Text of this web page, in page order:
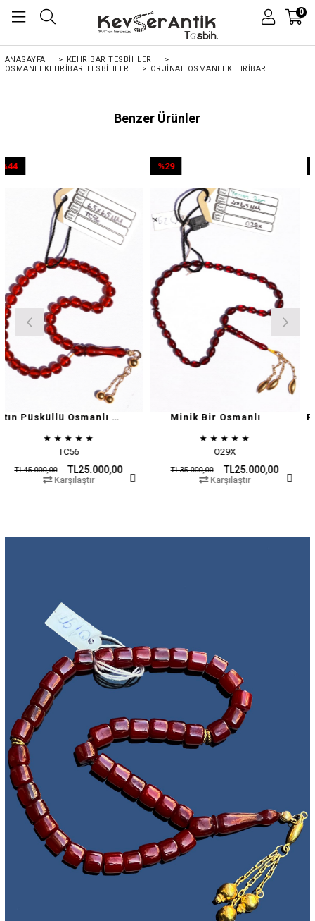
0
ANASAYFA > KEHRIBAR TESBIHLER
>
OSMANLI KEHRİBAR TESBİHLER
> ORJINAL OSMANLI KEHRIBAR
Benzer Ürünler
Altın Püsküllü Osmanlı Zar
★
TL25.000,00
Karşılaştır
Minik Bir Osmanlı
★
TL25.000,00
TL35.000,00
%29İndirim
Karşılaştır
%44İndirim